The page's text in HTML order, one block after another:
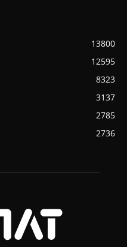
13800
12595
8323
3137
2785
2736